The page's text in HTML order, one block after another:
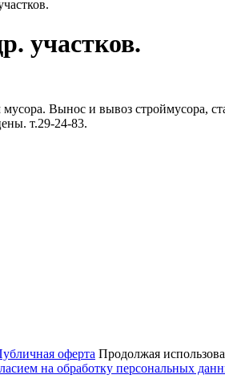
участков.
Вынос и вывоз строймусора,
т.29-24-83.
оферта Продолжая
на обработку персональных